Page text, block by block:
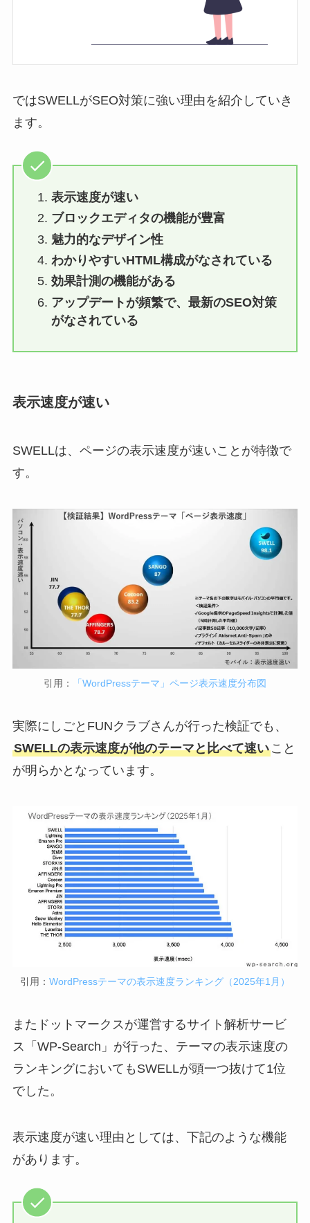
ではSWELLがSEO対策に強い理由を紹介していき
ます。
表示速度が速い
ブロックエディタの機能が豊富
魅力的なデザイン性
わかりやすいHTML構成がなされている
効果計測の機能がある
アップデートが頻繁で、最新のSEO対策
がなされている
表示速度が速い
SWELLは、ページの表示速度が速いことが特徴で
す。
引用： 「WordPressテーマ」ページ表示速度分布図
実際にしごとFUNクラブさんが行った検証でも、
SWELLの表示速度が他のテーマと比べて速いこと
が明らかとなっています。
引用： WordPressテーマの表示速度ランキング（2025年1月）
またドットマークスが運営するサイト解析サービ
ス「WP-Search」が行った、テーマの表示速度の
ランキングにおいてもSWELLが頭一つ抜けて1位
でした。
表示速度が速い理由としては、下記のような機能
があります。